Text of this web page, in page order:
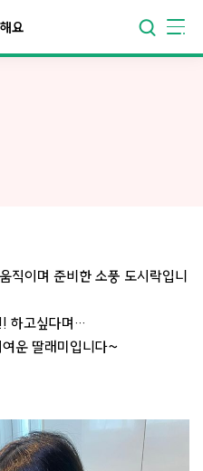
요
직이며 준비한 소풍 도시락입니
하고싶다며…
운 딸래미입니다~